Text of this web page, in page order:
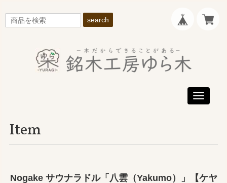
search
Toggle
Item
Nogake サウナラドル「八雲（Yakumo）」【ケヤ